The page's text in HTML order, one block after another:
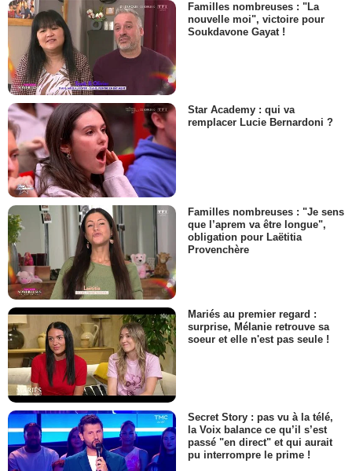
Familles nombreuses : "La
nouvelle moi", victoire pour
Soukdavone Gayat !
Star Academy : qui va
remplacer Lucie Bernardoni ?
Familles nombreuses : "Je sens
que l’aprem va être longue",
obligation pour Laëtitia
Provenchère
Mariés au premier regard :
surprise, Mélanie retrouve sa
soeur et elle n'est pas seule !
Secret Story : pas vu à la télé,
la Voix balance ce qu’il s’est
passé "en direct" et qui aurait
pu interrompre le prime !